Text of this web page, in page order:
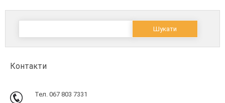
Пошук:
Контакти
Тел. 067 803 7331